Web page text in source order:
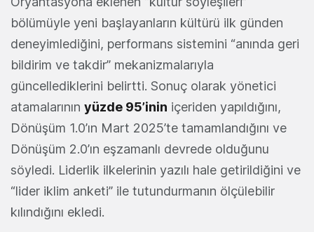
bölümüyle yeni başlayanların kültürü ilk günden
deneyimlediğini, performans sistemini “anında geri
bildirim ve takdir” mekanizmalarıyla
güncellediklerini belirtti. Sonuç olarak yönetici
atamalarının yüzde 95’inin içeriden yapıldığını,
Dönüşüm 1.0’ın Mart 2025’te tamamlandığını ve
Dönüşüm 2.0’ın eşzamanlı devrede olduğunu
söyledi. Liderlik ilkelerinin yazılı hale getirildiğini ve
“lider iklim anketi” ile tutundurmanın ölçülebilir
kılındığını ekledi.